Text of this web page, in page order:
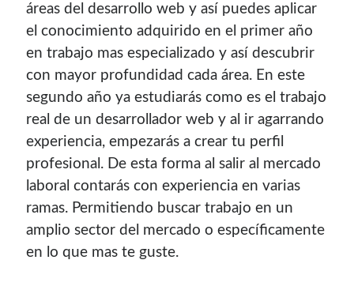
áreas del desarrollo web y así puedes aplicar
el conocimiento adquirido en el primer año
en trabajo mas especializado y así descubrir
con mayor profundidad cada área. En este
segundo año ya estudiarás como es el trabajo
real de un desarrollador web y al ir agarrando
experiencia, empezarás a crear tu perfil
profesional. De esta forma al salir al mercado
laboral contarás con experiencia en varias
ramas. Permitiendo buscar trabajo en un
amplio sector del mercado o específicamente
en lo que mas te guste.